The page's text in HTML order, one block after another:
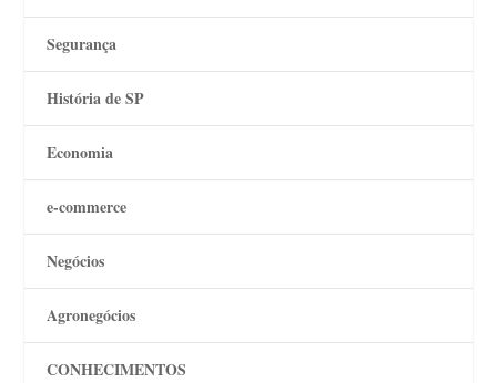
Segurança
História de SP
Economia
e-commerce
Negócios
Agronegócios
CONHECIMENTOS